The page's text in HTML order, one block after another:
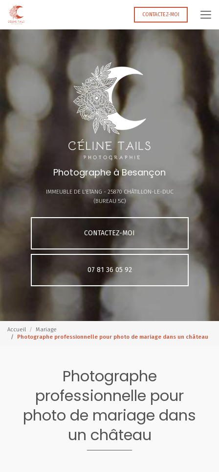
Aller
contenu
CONTACTEZ-MOI
Photographe à Besançon
IMMEUBLE DE L'ETANG - 25870 CHÂTILLON-LE-DUC
(BUREAU 5C)
CONTACTEZ-MOI
07 81 36 05 92
Accueil
Mariage
Photographe professionnelle pour photo de mariage dans un château
Photographe
professionnelle pour
photo de mariage dans
un château